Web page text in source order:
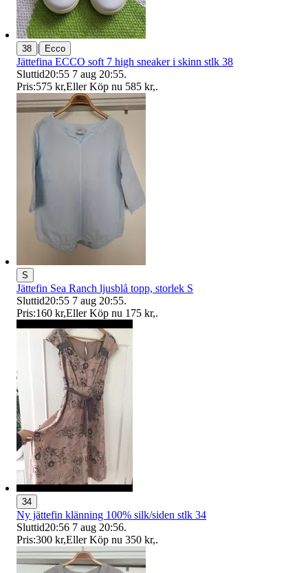
38 | Ecco
Jättefina ECCO soft 7 high sneaker i skinn stlk 38
Sluttid20:55 7 aug 20:55.
Pris:575 kr,Eller Köp nu 585 kr,.
S
Jättefin Sea Ranch ljusblå topp, storlek S
Sluttid20:55 7 aug 20:55.
Pris:160 kr,Eller Köp nu 175 kr,.
34
Ny jättefin klänning 100% silk/siden stlk 34
Sluttid20:56 7 aug 20:56.
Pris:300 kr,Eller Köp nu 350 kr,.